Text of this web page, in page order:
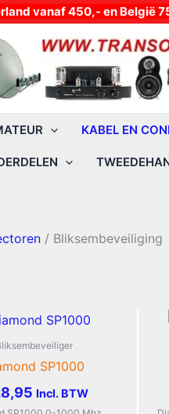
450,- en België
KABEL EN
/ Bliksembeveiliging
SP1000
Incl. BTW